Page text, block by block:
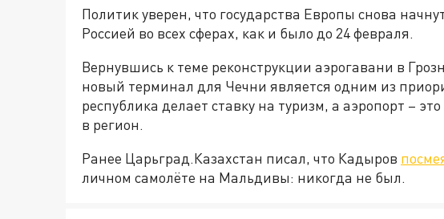
Политик уверен, что государства Европы снова
Россией во всех сферах, как и было до 24 февраля.
Вернувшись к теме реконструкции аэрогавани в
новый терминал для Чечни является одним из
республика делает ставку на туризм, а аэропорт –
в регион.
Ранее Царьград.Казахстан писал, что Кадыров
личном самолёте на Мальдивы: никогда не был.